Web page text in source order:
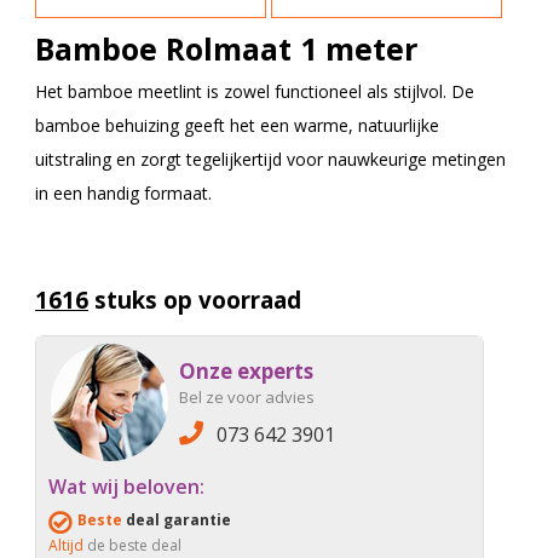
Bamboe Rolmaat 1 meter
Het bamboe meetlint is zowel functioneel als stijlvol. De
bamboe behuizing geeft het een warme, natuurlijke
uitstraling en zorgt tegelijkertijd voor nauwkeurige metingen
in een handig formaat.
1616 stuks op voorraad
Onze experts
Bel ze voor advies
073 642 3901
Wat wij beloven:
Beste deal garantie
Altijd de beste deal